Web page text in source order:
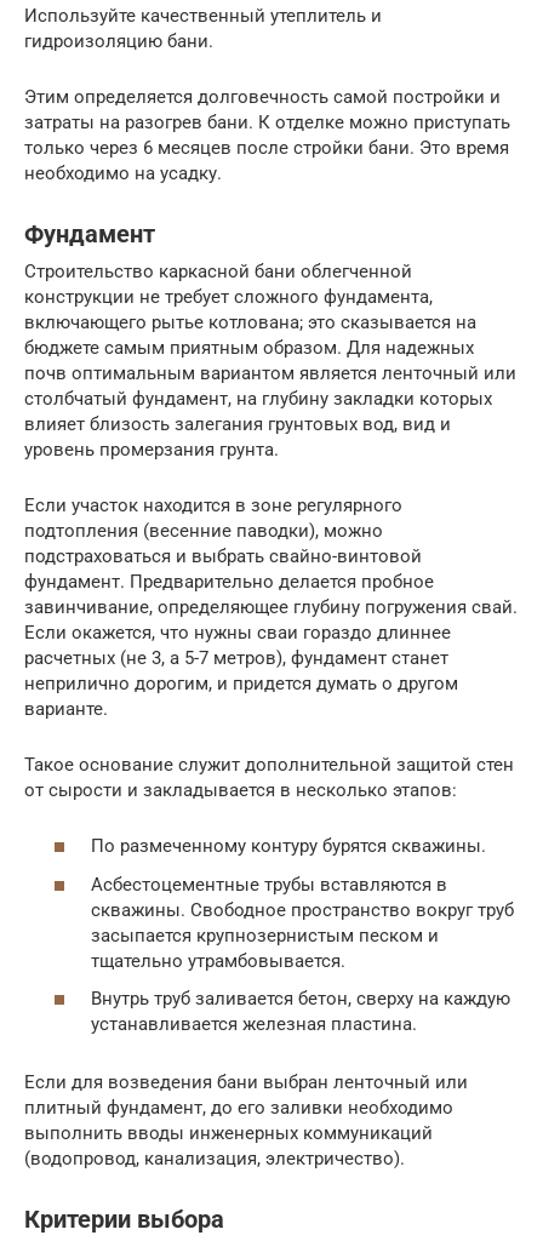
Используйте качественный утеплитель и
гидроизоляцию бани.
Этим определяется долговечность самой постройки и
затраты на разогрев бани. К отделке можно приступать
только через 6 месяцев после стройки бани. Это время
необходимо на усадку.
Фундамент
Строительство каркасной бани облегченной
конструкции не требует сложного фундамента,
включающего рытье котлована; это сказывается на
бюджете самым приятным образом. Для надежных
почв оптимальным вариантом является ленточный или
столбчатый фундамент, на глубину закладки которых
влияет близость залегания грунтовых вод, вид и
уровень промерзания грунта.
Если участок находится в зоне регулярного
подтопления (весенние паводки), можно
подстраховаться и выбрать свайно-винтовой
фундамент. Предварительно делается пробное
завинчивание, определяющее глубину погружения свай.
Если окажется, что нужны сваи гораздо длиннее
расчетных (не 3, а 5-7 метров), фундамент станет
неприлично дорогим, и придется думать о другом
варианте.
Такое основание служит дополнительной защитой стен
от сырости и закладывается в несколько этапов:
По размеченному контуру бурятся скважины.
Асбестоцементные трубы вставляются в
скважины. Свободное пространство вокруг труб
засыпается крупнозернистым песком и
тщательно утрамбовывается.
Внутрь труб заливается бетон, сверху на каждую
устанавливается железная пластина.
Если для возведения бани выбран ленточный или
плитный фундамент, до его заливки необходимо
выполнить вводы инженерных коммуникаций
(водопровод, канализация, электричество).
Критерии выбора